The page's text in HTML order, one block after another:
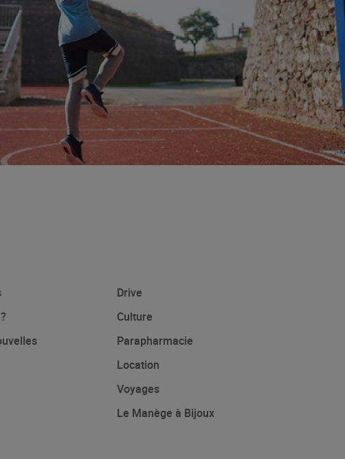
Drive
Culture
Parapharmacie
Location
Voyages
Le Manège à Bijoux